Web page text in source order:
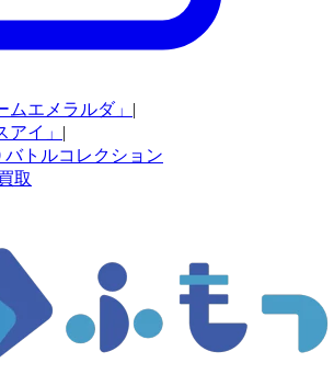
ムエメラルダ」 |
アイ」 |
バトルコレクション
取